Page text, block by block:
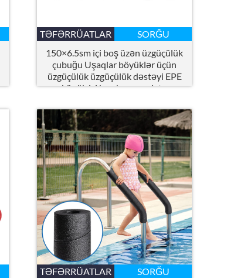
TƏFƏRRÜATLAR
SORĞU
150×6.5sm içi boş üzən üzgüçülük
çubuğu Uşaqlar böyüklər üçün
üzgüçülük üzgüçülük dəstəyi EPE
köpük içi boş hovuz əriştə
TƏFƏRRÜATLAR
SORĞU